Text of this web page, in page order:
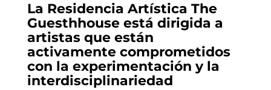
La Residencia Artística The
Guesthhouse está dirigida a
artistas que están
activamente comprometidos
con la experimentación y la
interdisciplinariedad